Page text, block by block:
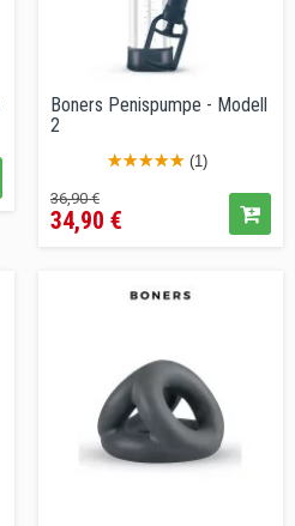
Boners Penispumpe - Modell
2
(1)
Verkaufspreis
36,90 €Preis
34,90 €